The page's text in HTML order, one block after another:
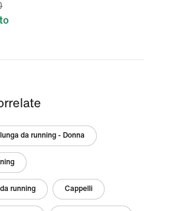
da running - Donna
running Cappelli